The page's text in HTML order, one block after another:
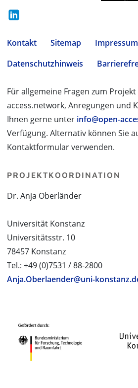
Kontakt Sitemap
Impressum
Datenschutzhinweis
Für allgemeine Fragen zum
access.network, Anregungen und
Ihnen gerne unter info@open-
Verfügung. Alternativ können Sie
Kontaktformular verwenden.
PROJEKTKOORDINATION
Dr. Anja Oberländer
Universität Konstanz
Universitätsstr. 10
78457 Konstanz
Tel.: +49 (0)7531 / 88-2800
Anja.Oberlaender@uni-